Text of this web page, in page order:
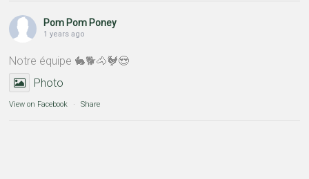
Pom Pom Poney
1 years ago
Notre équipe 🐇🐕🐴🐓😍
Photo
View on Facebook · Share